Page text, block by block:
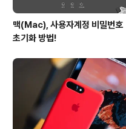
맥(Mac), 사용자계정 비밀번호
초기화 방법!